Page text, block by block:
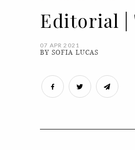
Editorial |
07 APR 2021
BY SOFIA LUCAS